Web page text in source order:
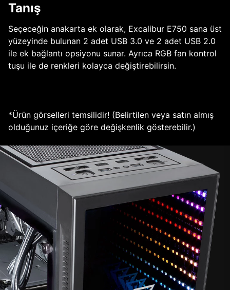
Tanış
Seçeceğin anakarta ek olarak, Excalibur E750 sana üst
yüzeyinde bulunan 2 adet USB 3.0 ve 2 adet USB 2.0
ile ek bağlantı opsiyonu sunar. Ayrıca RGB fan kontrol
tuşu ile de renkleri kolayca değiştirebilirsin.
*Ürün görselleri temsilidir! (Belirtilen veya satın almış
olduğunuz içeriğe göre değişkenlik gösterebilir.)